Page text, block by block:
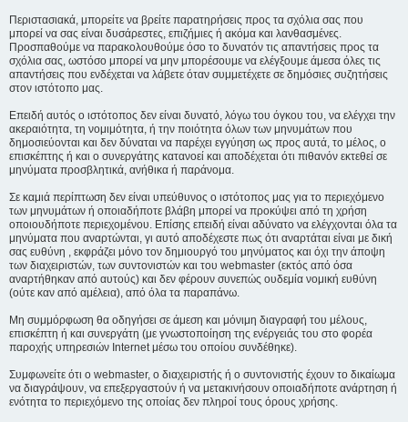
Περιστασιακά, μπορείτε να βρείτε παρατηρήσεις προς τα σχόλια σας που
μπορεί να σας είναι δυσάρεστες, επιζήμιες ή ακόμα και λανθασμένες.
Προσπαθούμε να παρακολουθούμε όσο το δυνατόν τις απαντήσεις προς τα
σχόλια σας, ωστόσο μπορεί να μην μπορέσουμε να ελέγξουμε άμεσα όλες τις
απαντήσεις που ενδέχεται να λάβετε όταν συμμετέχετε σε δημόσιες συζητήσεις
στον ιστότοπο μας.
Επειδή αυτός ο ιστότοπος δεν είναι δυνατό, λόγω του όγκου του, να ελέγχει την
ακεραιότητα, τη νομιμότητα, ή την ποιότητα όλων των μηνυμάτων που
δημοσιεύονται και δεν δύναται να παρέχει εγγύηση ως προς αυτά, το μέλος, ο
επισκέπτης ή και ο συνεργάτης κατανοεί και αποδέχεται ότι πιθανόν εκτεθεί σε
μηνύματα προσβλητικά, ανήθικα ή παράνομα.
Σε καμιά περίπτωση δεν είναι υπεύθυνος ο ιστότοπος μας για το περιεχόμενο
των μηνυμάτων ή οποιαδήποτε βλάβη μπορεί να προκύψει από τη χρήση
οποιουδήποτε περιεχομένου. Επίσης επειδή είναι αδύνατο να ελέγχονται όλα τα
μηνύματα που αναρτώνται, γι αυτό αποδέχεστε πως ότι αναρτάται είναι με δική
σας ευθύνη , εκφράζει μόνο τον δημιουργό του μηνύματος και όχι την άποψη
των διαχειριστών, των συντονιστών και του webmaster (εκτός από όσα
αναρτήθηκαν από αυτούς) και δεν φέρουν συνεπώς ουδεμία νομική ευθύνη
(ούτε καν από αμέλεια), από όλα τα παραπάνω.
Μη συμμόρφωση θα οδηγήσει σε άμεση και μόνιμη διαγραφή του μέλους,
επισκέπτη ή και συνεργάτη (με γνωστοποίηση της ενέργειάς του στο φορέα
παροχής υπηρεσιών Internet μέσω του οποίου συνδέθηκε).
Συμφωνείτε ότι ο webmaster, ο διαχειριστής ή ο συντονιστής έχουν το δικαίωμα
να διαγράψουν, να επεξεργαστούν ή να μετακινήσουν οποιαδήποτε ανάρτηση ή
ενότητα το περιεχόμενο της οποίας δεν πληροί τους όρους χρήσης.